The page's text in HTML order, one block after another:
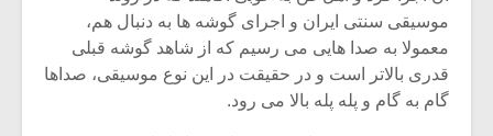
موسیقی سنتی ایران و اجرای گوشه ها به دنبال هم،
معمولا به صدا هایی می رسیم که از شاهد گوشه قبلی
قدری بالاتر است و در حقیقت در این نوع موسیقی، صداها
گام به گام و پله پله بالا می رود.